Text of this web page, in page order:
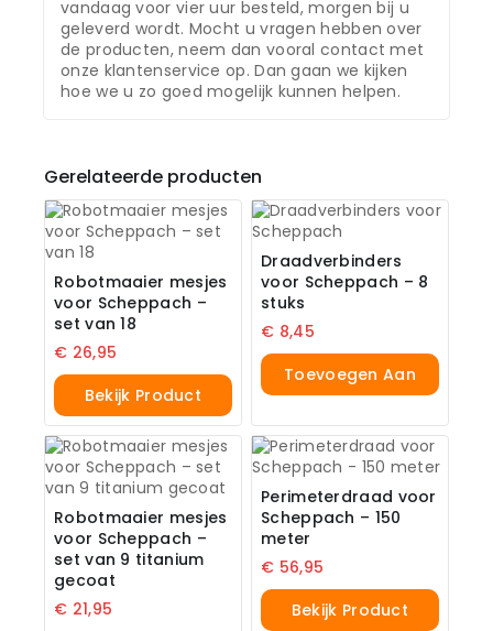
vandaag voor vier uur besteld, morgen bij u
geleverd wordt. Mocht u vragen hebben over
de producten, neem dan vooral contact met
onze klantenservice op. Dan gaan we kijken
hoe we u zo goed mogelijk kunnen helpen.
Gerelateerde producten
Robotmaaier mesjes
voor Scheppach –
set van 18
€ 26,95
Bekijk Product
Draadverbinders
voor Scheppach – 8
stuks
€ 8,45
Toevoegen Aan
Robotmaaier mesjes
voor Scheppach –
set van 9 titanium
gecoat
€ 21,95
Perimeterdraad voor
Scheppach – 150
meter
€ 56,95
Bekijk Product